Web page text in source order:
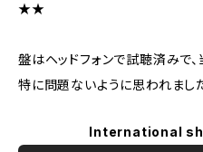
★★
盤はヘッドフォンで試聴済みで
特に問題ないように思われまし
International